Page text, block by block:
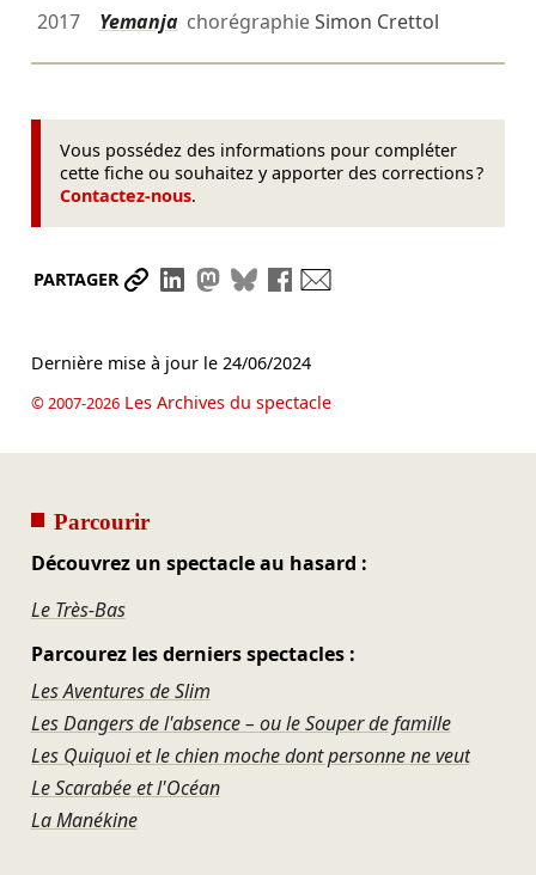
2017
YemanjachorégraphieSimon Crettol
Vous possédez des informations pour compléter
cette fiche ou souhaitez y apporter des corrections ?
Contactez-nous.
PARTAGER Partager le lien
Partager sur LinkedIn
Partager sur Mastodon
Partager sur Bluesky
Partager sur Facebook
Dernière mise à jour le 24/06/2024
© 2007-2026Les Archives du spectacle
Parcourir
Découvrez un spectacle au hasard :
Le Très-Bas
Parcourez les derniers spectacles :
Les Aventures de Slim
Les Dangers de l'absence – ou le Souper de famille
Les Quiquoi et le chien moche dont personne ne veut
Le Scarabée et l'Océan
La Manékine